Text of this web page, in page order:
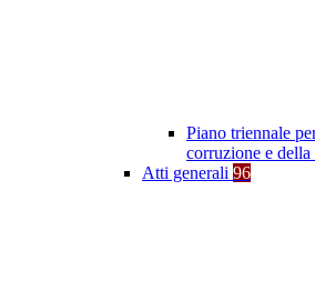
Piano triennale
corruzione e
Atti generali 96